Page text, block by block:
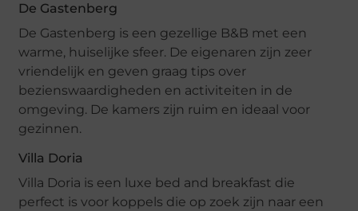
De Gastenberg
De Gastenberg is een gezellige B&B met een
warme, huiselijke sfeer. De eigenaren zijn zeer
vriendelijk en geven graag tips over
bezienswaardigheden en activiteiten in de
omgeving. De kamers zijn ruim en ideaal voor
gezinnen.
Villa Doria
Villa Doria is een luxe bed and breakfast die
perfect is voor koppels die op zoek zijn naar een